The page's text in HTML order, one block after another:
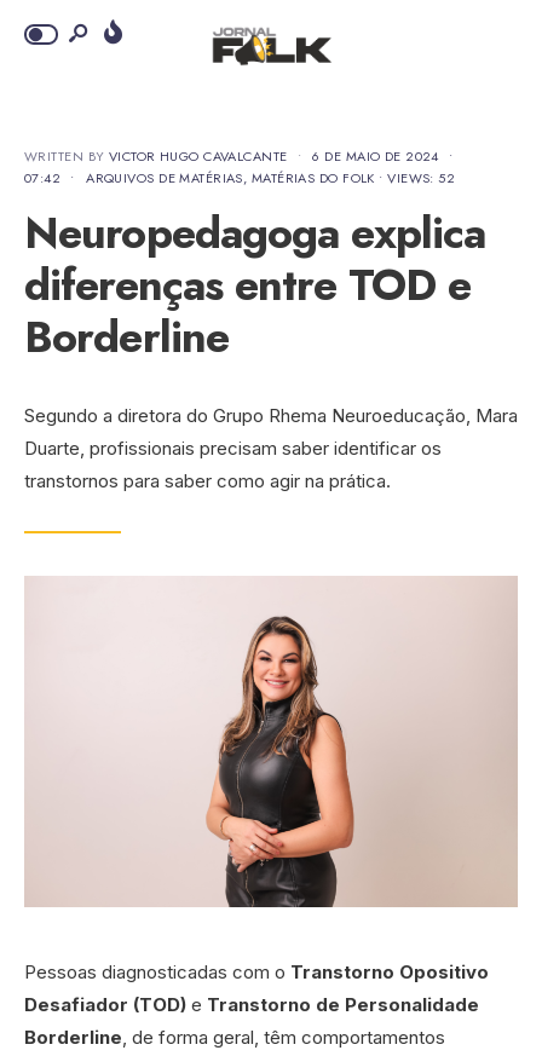
WRITTEN BY VICTOR HUGO CAVALCANTE • 6 DE MAIO DE 2024 •
07:42
• ARQUIVOS DE MATÉRIAS, MATÉRIAS DO FOLK •VIEWS: 52
Neuropedagoga explica
diferenças entre TOD e
Borderline
Segundo a diretora do Grupo Rhema Neuroeducação, Mara
Duarte, profissionais precisam saber identificar os
transtornos para saber como agir na prática.
Pessoas diagnosticadas com o Transtorno Opositivo
Desafiador (TOD) e Transtorno de Personalidade
Borderline , de forma geral, têm comportamentos